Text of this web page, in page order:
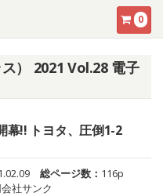
0
） 2021 Vol.28 電子
幕!! トヨタ、圧倒1-2
総ページ数： 116p
社サンク